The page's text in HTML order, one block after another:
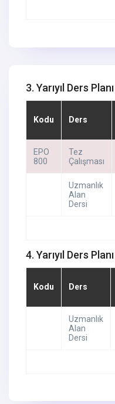
3. Yarıyıl Ders Planı
Kodu Ders
EPO
800
Tez
Çalışması
Uzmanlık
Alan
Dersi
4. Yarıyıl Ders Planı
Kodu Ders
Uzmanlık
Alan
Dersi